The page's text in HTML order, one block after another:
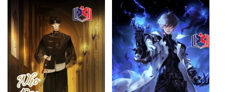
Đô Thị
Đông Phương
Đông Phương Huyền Huyễn
Đồng Nhân